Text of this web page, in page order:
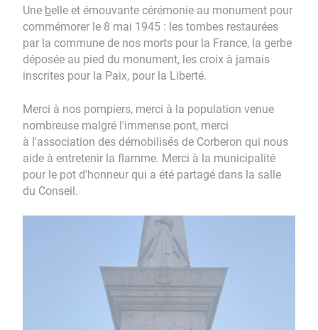
Une ​​​​​​​belle et émouvante cérémonie au monument pour
commémorer le 8 mai 1945 : les tombes restaurées
par la commune de nos morts pour la France, la gerbe
déposée au pied du monument, les croix à jamais
inscrites pour la Paix, pour la Liberté.
Merci à nos pompiers, merci à la population venue
nombreuse malgré l'immense pont, merci
à l'association des démobilisés de Corberon qui nous
aide à entretenir la flamme. Merci à la municipalité
pour le pot d'honneur qui a été partagé dans la salle
du Conseil.